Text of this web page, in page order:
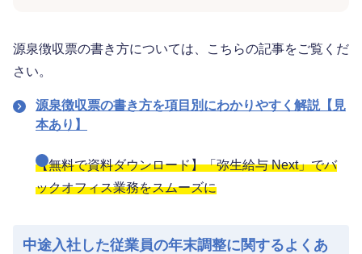
源泉徴収票の書き方については、こちらの記事をご覧くだ
さい。
源泉徴収票の書き方を項目別にわかりやすく解説【見
本あり】
【無料で資料ダウンロード】「弥生給与 Next」でバ
ックオフィス業務をスムーズに
中途入社した従業員の年末調整に関するよくあ